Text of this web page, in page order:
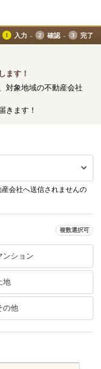
入力 確認 完了
ます！
対象地域の不動産会社
きます！
会社へ送信されませんの
複数選択可
ンション
地
の他